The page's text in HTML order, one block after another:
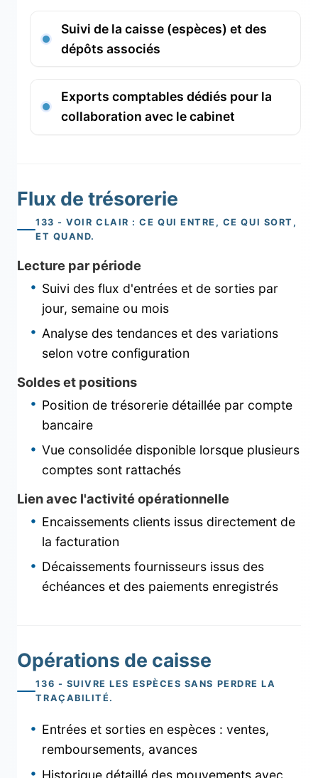
Suivi de la caisse (espèces) et des
dépôts associés
Exports comptables dédiés pour la
collaboration avec le cabinet
Flux de trésorerie
133 - VOIR CLAIR : CE QUI ENTRE, CE QUI SORT,
ET QUAND.
Lecture par période
Suivi des flux d'entrées et de sorties par
jour, semaine ou mois
Analyse des tendances et des variations
selon votre configuration
Soldes et positions
Position de trésorerie détaillée par compte
bancaire
Vue consolidée disponible lorsque plusieurs
comptes sont rattachés
Lien avec l'activité opérationnelle
Encaissements clients issus directement de
la facturation
Décaissements fournisseurs issus des
échéances et des paiements enregistrés
Opérations de caisse
136 - SUIVRE LES ESPÈCES SANS PERDRE LA
TRAÇABILITÉ.
Entrées et sorties en espèces : ventes,
remboursements, avances
Historique détaillé des mouvements avec